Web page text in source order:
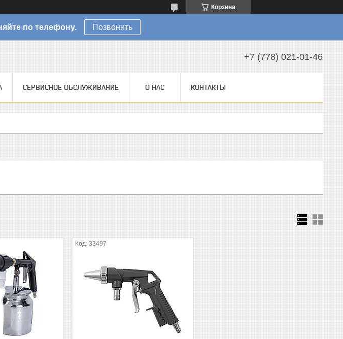
Корзина
по телефону. Позвонить
+7 (778) 021-01-46
СЕРВИСНОЕ ОБСЛУЖИВАНИЕ О НАС КОНТАКТЫ
33497